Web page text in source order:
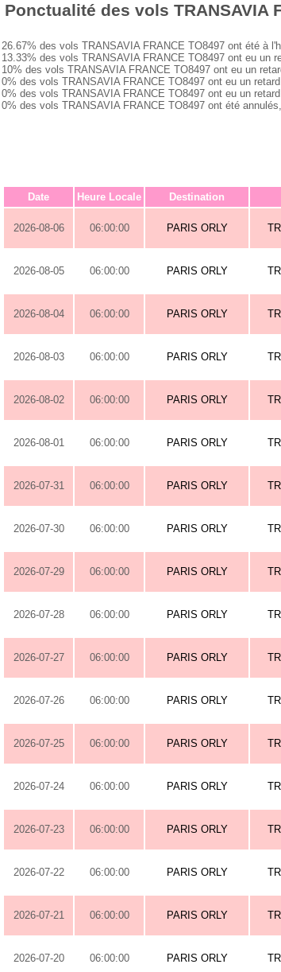
Ponctualité des vols TRANSAVIA
26.67% des vols TRANSAVIA FRANCE TO8497 ont été à
13.33% des vols TRANSAVIA FRANCE TO8497 ont eu un
10% des vols TRANSAVIA FRANCE TO8497 ont eu un
0% des vols TRANSAVIA FRANCE TO8497 ont eu un
0% des vols TRANSAVIA FRANCE TO8497 ont eu un
0% des vols TRANSAVIA FRANCE TO8497 ont été
Date Heure Locale Destination
2026-08-06 06:00:00 PARIS ORLY
2026-08-05 06:00:00 PARIS ORLY
2026-08-04 06:00:00 PARIS ORLY
2026-08-03 06:00:00 PARIS ORLY
2026-08-02 06:00:00 PARIS ORLY
2026-08-01 06:00:00 PARIS ORLY
2026-07-31 06:00:00 PARIS ORLY
2026-07-30 06:00:00 PARIS ORLY
2026-07-29 06:00:00 PARIS ORLY
2026-07-28 06:00:00 PARIS ORLY
2026-07-27 06:00:00 PARIS ORLY
2026-07-26 06:00:00 PARIS ORLY
2026-07-25 06:00:00 PARIS ORLY
2026-07-24 06:00:00 PARIS ORLY
2026-07-23 06:00:00 PARIS ORLY
2026-07-22 06:00:00 PARIS ORLY
2026-07-21 06:00:00 PARIS ORLY
2026-07-20 06:00:00 PARIS ORLY